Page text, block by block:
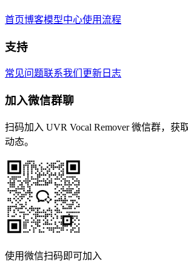
首页博客模型中心使用流程
支持
常见问题联系我们 更新日志
加入微信群聊
扫码加入 UVR Vocal Remover 微信群，获
动态。
使用微信扫码即可加入